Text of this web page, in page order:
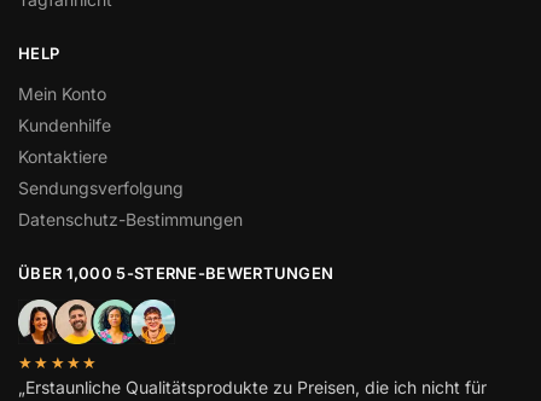
HELP
Mein Konto
Kundenhilfe
Kontaktiere
Sendungsverfolgung
Datenschutz-Bestimmungen
ÜBER 1,000 5-STERNE-BEWERTUNGEN
★★★★★
„Erstaunliche Qualitätsprodukte zu Preisen, die ich nicht für